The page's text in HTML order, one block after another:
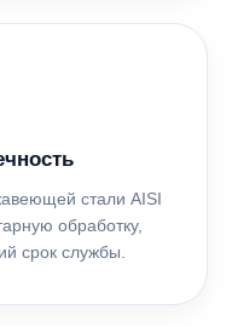
стали AISI
обработку,
срок службы.